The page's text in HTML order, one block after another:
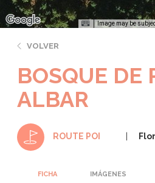
Image may be
VOLVER
BOSQUE DE
ALBAR
ROUTE POI
FICHA IMÁGENES